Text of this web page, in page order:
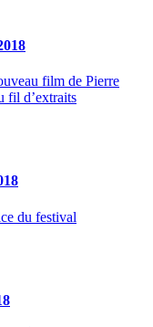
film de Pierre
fil d’extraits
du festival